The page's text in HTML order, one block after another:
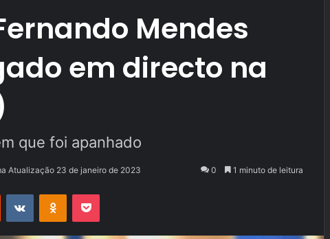
Mendes
em directo na
que foi apanhado
Atualização 23 de janeiro de 2023 0 1 minuto de leitura
Reddit VK OK Pocket